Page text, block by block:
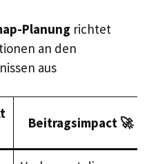
Planung richtet
an den
aus
Beitragsimpact 🚀